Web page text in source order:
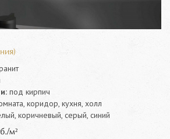
под кирпич
коридор, кухня, холл
коричневый, серый, синий
м²